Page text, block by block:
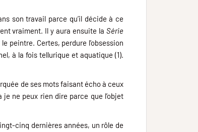
son travail parce qu’il décide à ce
vraiment. Il y aura ensuite la Série
peintre. Certes, perdure l’obsession
à la fois tellurique et aquatique (1).
de ses mots faisant écho à ceux
ne peux rien dire parce que l’objet
cinq dernières années, un rôle de